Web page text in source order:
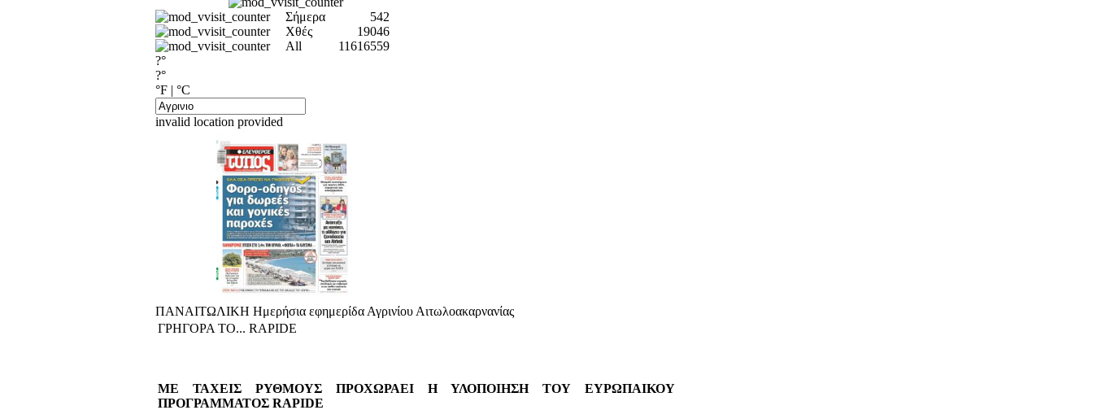
Σήμερα
542
Χθές
19046
All
11616559
?°
?°
°F | °C
invalid location provided
ΠΑΝΑΙΤΩΛΙΚΗ Ημερήσια εφημερίδα Αγρινίου Αιτωλοακαρνανίας
ΓΡΗΓΟΡΑ ΤΟ... RAPIDE
ΜΕ ΤΑΧΕΙΣ ΡΥΘΜΟΥΣ ΠΡΟΧΩΡΑΕΙ Η ΥΛΟΠΟΙΗΣΗ ΤΟΥ ΕΥΡΩΠΑΙΚΟΥ
ΠΡΟΓΡΑΜΜΑΤΟΣ RAPIDE